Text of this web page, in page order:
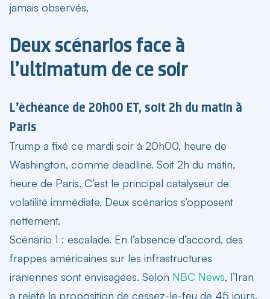
jamais observés.
Deux scénarios face à
l’ultimatum de ce soir
L’échéance de 20h00 ET, soit 2h du matin à
Paris
Trump a fixé ce mardi soir à 20h00, heure de
Washington, comme deadline. Soit 2h du matin,
heure de Paris. C’est le principal catalyseur de
volatilité immédiate. Deux scénarios s’opposent
nettement.
Scénario 1 : escalade. En l’absence d’accord, des
frappes américaines sur les infrastructures
iraniennes sont envisagées. Selon NBC News, l’Iran
a rejeté la proposition de cessez-le-feu de 45 jours.